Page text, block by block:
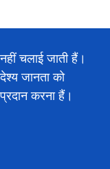
चलाई जाती हैं।
जानता को
करना हैं।